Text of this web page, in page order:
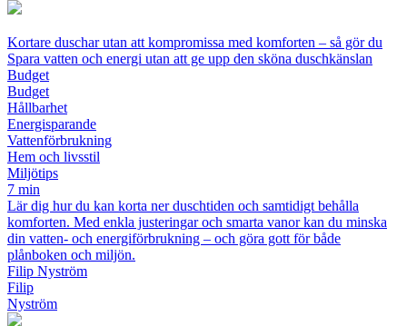
Kortare duschar utan att kompromissa med komforten – så gör du
Spara vatten och energi utan att ge upp den sköna duschkänslan
Budget
Budget
Hållbarhet
Energisparande
Vattenförbrukning
Hem och livsstil
Miljötips
7 min
Lär dig hur du kan korta ner duschtiden och samtidigt behålla
komforten. Med enkla justeringar och smarta vanor kan du minska
din vatten- och energiförbrukning – och göra gott för både
plånboken och miljön.
Filip Nyström
Filip
Nyström